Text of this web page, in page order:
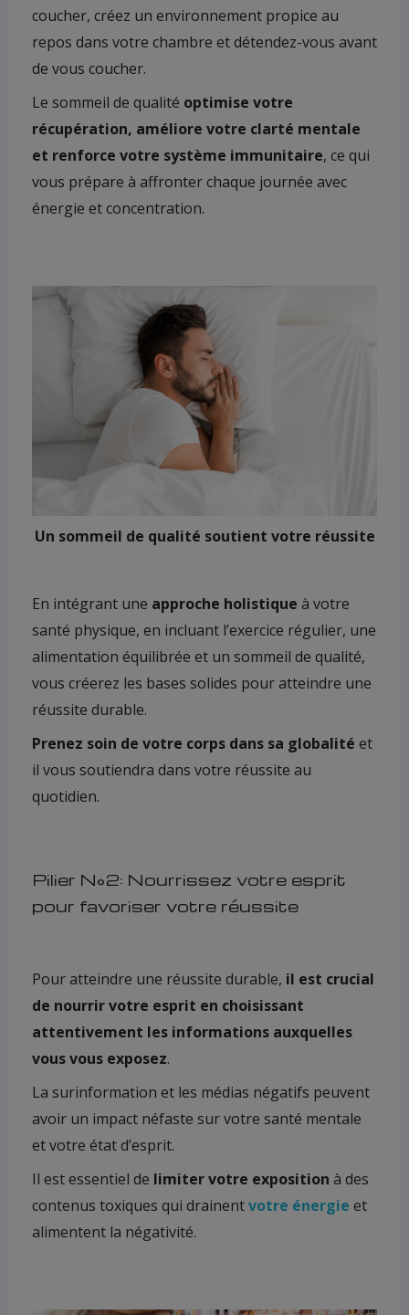
coucher, créez un environnement propice au
repos dans votre chambre et détendez-vous avant
de vous coucher.
Le sommeil de qualité optimise votre
récupération, améliore votre clarté mentale
et renforce votre système immunitaire, ce qui
vous prépare à affronter chaque journée avec
énergie et concentration.
Un sommeil de qualité soutient votre réussite
En intégrant une approche holistique à votre
santé physique, en incluant l’exercice régulier, une
alimentation équilibrée et un sommeil de qualité,
vous créerez les bases solides pour atteindre une
réussite durable.
Prenez soin de votre corps dans sa globalité et
il vous soutiendra dans votre réussite au
quotidien.
Pilier N°2: Nourrissez votre esprit
pour favoriser votre réussite
Pour atteindre une réussite durable, il est crucial
de nourrir votre esprit en choisissant
attentivement les informations auxquelles
vous vous exposez.
La surinformation et les médias négatifs peuvent
avoir un impact néfaste sur votre santé mentale
et votre état d’esprit.
Il est essentiel de limiter votre exposition à des
contenus toxiques qui drainentvotre énergie et
alimentent la négativité.